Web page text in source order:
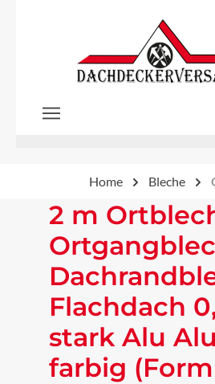
Zum Hauptinhalt springen
Home Bleche
2 m
Flachdach
stark Alu
farbig